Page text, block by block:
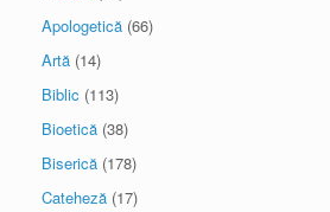
Apologetică (66)
Artă (14)
Biblic (113)
Bioetică (38)
Biserică (178)
Cateheză (17)